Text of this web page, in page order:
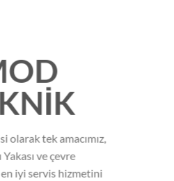
olarak tek amacımız,
ve çevre
iyi servis hizmetini